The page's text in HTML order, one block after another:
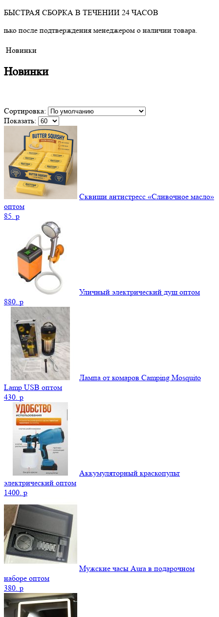
БЫСТРАЯ СБОРКА В ТЕЧЕНИИ 24 ЧАСОВ
менеджером о наличии товара.
Новинки
Новинки
Сортировка:
Показать:
Сквиши антистресс «Сливочное масло»
оптом
85. p
Уличный электрический душ оптом
880. p
Лампа от комаров Camping Mosquito
Lamp USB оптом
430. p
Аккумуляторный краскопульт
электрический оптом
1400. p
Мужские часы Aura в подарочном
наборе оптом
380. p